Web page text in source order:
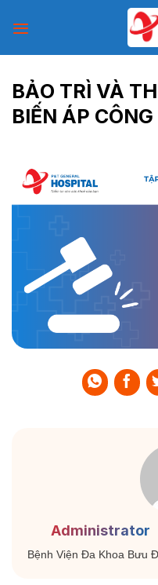
BẢO TRÌ VÀ
BIẾN ÁP
Administrator
Bệnh Viện Đa Khoa Bưu